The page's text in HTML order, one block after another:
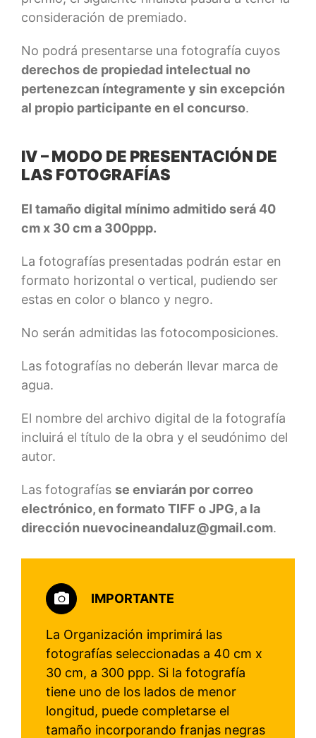
consideración de premiado.
No podrá presentarse una fotografía cuyos
derechos de propiedad intelectual no
pertenezcan íntegramente y sin excepción
al propio participante en el concurso.
IV – MODO DE PRESENTACIÓN DE
LAS FOTOGRAFÍAS
El tamaño digital mínimo admitido será 40
cm x 30 cm a 300ppp.
La fotografías presentadas podrán estar en
formato horizontal o vertical, pudiendo ser
estas en color o blanco y negro.
No serán admitidas las fotocomposiciones.
Las fotografías no deberán llevar marca de
agua.
El nombre del archivo digital de la fotografía
incluirá el título de la obra y el seudónimo del
autor.
Las fotografías se enviarán por correo
electrónico, en formato TIFF o JPG, a la
dirección nuevocineandaluz@gmail.com.
IMPORTANTE
La Organización imprimirá las
fotografías seleccionadas a 40 cm x
30 cm, a 300 ppp. Si la fotografía
tiene uno de los lados de menor
longitud, puede completarse el
tamaño incorporando franjas negras